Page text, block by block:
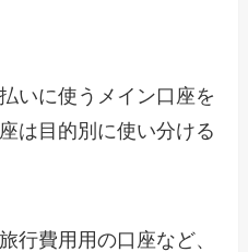
いに使うメイン口座を
は目的別に使い分ける
行費用用の口座など、